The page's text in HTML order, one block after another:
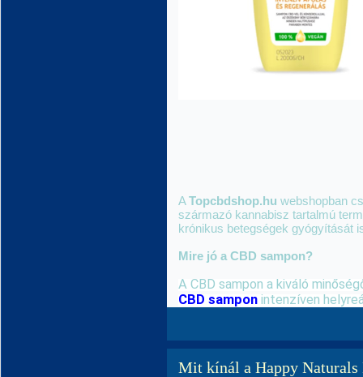
ATopcbdshop.hu webshopban
származó kannabisz tartalmú
krónikus betegségek gyógyítását
Mire jó a CBD sampon?
CBD sampon intenzíven
Mit kínál a Happy Naturals